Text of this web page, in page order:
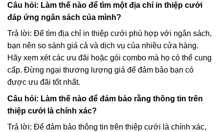
Câu hỏi: Làm thế nào để tìm một địa chỉ in thiệp cưới
đáp ứng ngân sách của mình?
Trả lời: Để tìm địa chỉ in thiệp cưới phù hợp với ngân sách,
bạn nên so sánh giá cả và dịch vụ của nhiều cửa hàng.
Hãy xem xét các ưu đãi hoặc gói combo mà họ có thể cung
cấp. Đừng ngại thương lượng giá để đảm bảo bạn có
được ưu đãi tốt nhất.
Câu hỏi: Làm thế nào để đảm bảo rằng thông tin trên
thiệp cưới là chính xác?
Trả lời: Để đảm bảo thông tin trên thiệp cưới là chính xác,